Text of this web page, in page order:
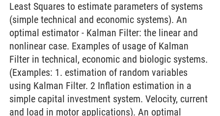
Least Squares to estimate parameters of systems
(simple technical and economic systems). An
optimal estimator - Kalman Filter: the linear and
nonlinear case. Examples of usage of Kalman
Filter in technical, economic and biologic systems.
(Examples: 1. estimation of random variables
using Kalman Filter. 2 Inflation estimation in a
simple capital investment system. Velocity, current
and load in motor applications). An optimal